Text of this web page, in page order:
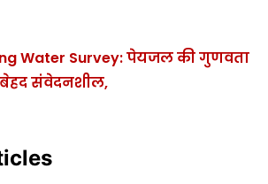
Water Survey: पेयजल की गुणवता
संवेदनशील,